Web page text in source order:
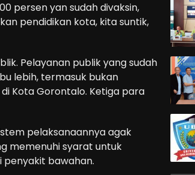
persen yan sudah divaksin,
pendidikan kota, kita suntik,
Pelayanan publik yang sudah
lebih, termasuk bukan
Kota Gorontalo. Ketiga para
pelaksanaannya agak
memenuhi syarat untuk
penyakit bawahan.